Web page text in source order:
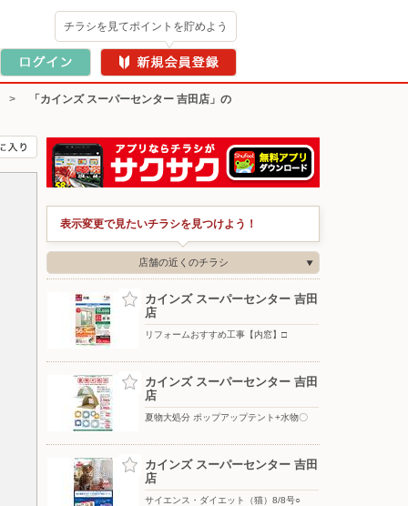
チラシを見てポイントを貯めよう
>
「カインズ スーパーセンター 吉田店」の
表示変更で見たいチラシを見つけよう！
店舗の近くのチラシ
カインズ スーパーセンター 吉田
店
リフォームおすすめ工事【内窓】□
カインズ スーパーセンター 吉田
店
夏物大処分 ポップアップテント+水物〇
カインズ スーパーセンター 吉田
店
サイエンス・ダイエット（猫）8/8号○